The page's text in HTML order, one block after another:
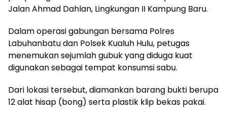
Jalan Ahmad Dahlan, Lingkungan II Kampung Baru.
Dalam operasi gabungan bersama Polres
Labuhanbatu dan Polsek Kualuh Hulu, petugas
menemukan sejumlah gubuk yang diduga kuat
digunakan sebagai tempat konsumsi sabu.
Dari lokasi tersebut, diamankan barang bukti berupa
12 alat hisap (bong) serta plastik klip bekas pakai.